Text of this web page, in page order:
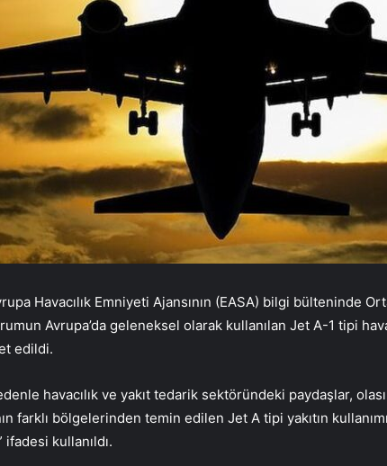
Havacılık Emniyeti Ajansının (EASA) bilgi bülteninde
Avrupa’da geleneksel olarak kullanılan Jet A-1 tipi
edildi.
havacılık ve yakıt tedarik sektöründeki paydaşlar, olası
farklı bölgelerinden temin edilen Jet A tipi yakıtın
kullanıldı.